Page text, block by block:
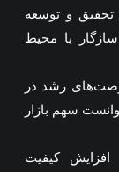
تحقیق و توسعه
با محیط
رشد در
سهم بازار
افزایش کیفیت